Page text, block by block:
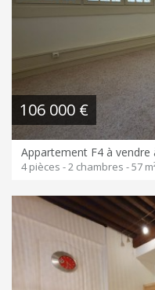
106 000 €
Appartement F4 à vendre
4 pièces - 2 chambres - 57